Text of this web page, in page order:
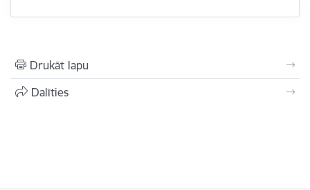
Drukāt lapu
Dalīties